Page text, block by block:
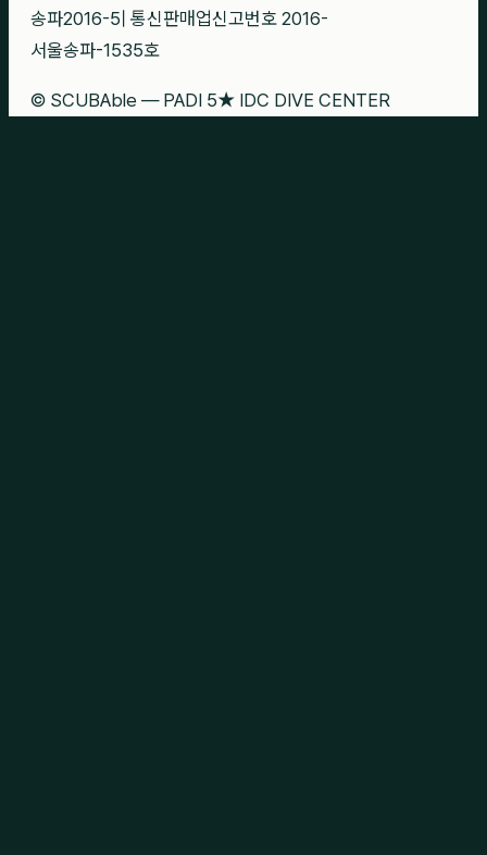
송파2016-5 통신판매업신고번호 2016-
서울송파-1535호
© SCUBAble — PADI 5★ IDC DIVE CENTER